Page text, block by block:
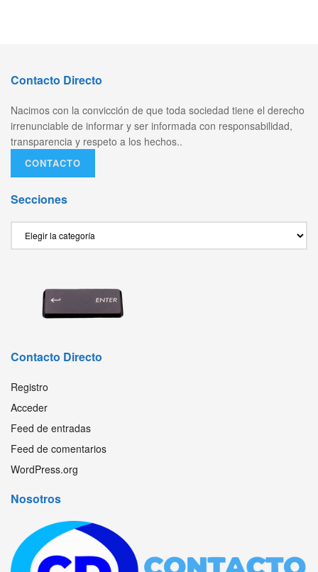
Contacto Directo
Nacimos con la convicción de que toda sociedad tiene el derecho
irrenunciable de informar y ser informada con responsabilidad,
transparencia y respeto a los hechos..
CONTACTO
Secciones
Contacto Directo
Registro
Acceder
Feed de entradas
Feed de comentarios
WordPress.org
Nosotros